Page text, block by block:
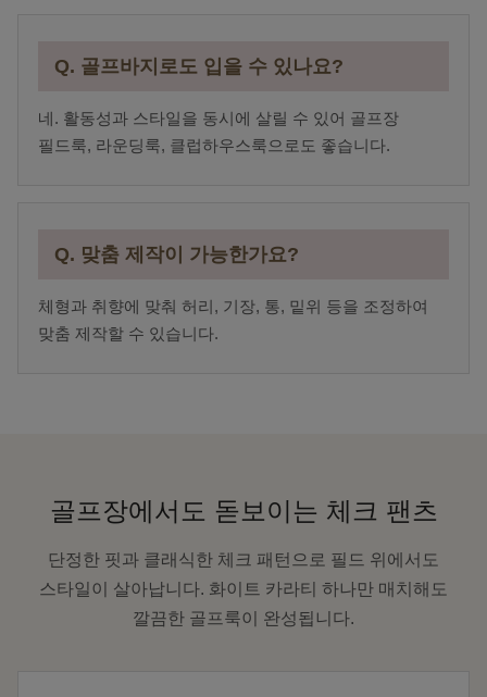
Q. 골프바지로도 입을 수 있나요?
네. 활동성과 스타일을 동시에 살릴 수 있어 골프장
필드룩, 라운딩룩, 클럽하우스룩으로도 좋습니다.
Q. 맞춤 제작이 가능한가요?
체형과 취향에 맞춰 허리, 기장, 통, 밑위 등을 조정하여
맞춤 제작할 수 있습니다.
골프장에서도 돋보이는 체크 팬츠
단정한 핏과 클래식한 체크 패턴으로 필드 위에서도
스타일이 살아납니다. 화이트 카라티 하나만 매치해도
깔끔한 골프룩이 완성됩니다.